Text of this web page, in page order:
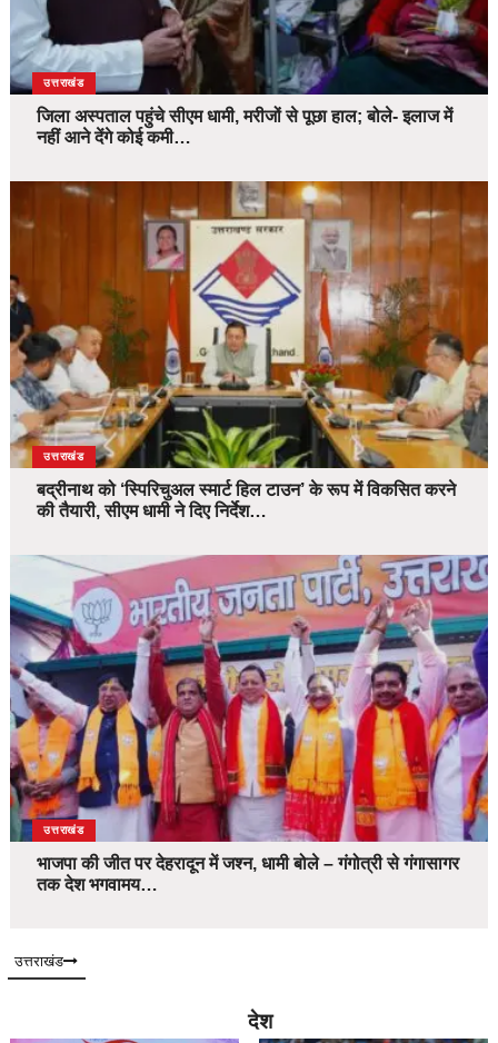
उत्तराखंड
जिला अस्पताल पहुंचे सीएम धामी, मरीजों से पूछा हाल; बोले- इलाज में
नहीं आने देंगे कोई कमी…
उत्तराखंड
बद्रीनाथ को ‘स्पिरिचुअल स्मार्ट हिल टाउन’ के रूप में विकसित करने
की तैयारी, सीएम धामी ने दिए निर्देश…
उत्तराखंड
भाजपा की जीत पर देहरादून में जश्न, धामी बोले – गंगोत्री से गंगासागर
तक देश भगवामय…
उत्तराखंड
देश